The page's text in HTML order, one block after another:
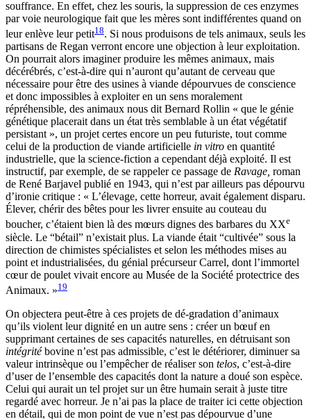
souffrance. En effet, chez les souris, la suppression de ces enzymes
par voie neurologique fait que les mères sont indifférentes quand on
leur enlève leur petit18. Si nous produisons de tels animaux, seuls les
partisans de Regan verront encore une objection à leur exploitation.
On pourrait alors imaginer produire les mêmes animaux, mais
décérébrés, c’est-à-dire qui n’auront qu’autant de cerveau que
nécessaire pour être des usines à viande dépourvues de conscience
et donc impossibles à exploiter en un sens moralement
répréhensible, des animaux nous dit Bernard Rollin « que le génie
génétique placerait dans un état très semblable à un état végétatif
persistant », un projet certes encore un peu futuriste, tout comme
celui de la production de viande artificielle in vitro en quantité
industrielle, que la science-fiction a cependant déjà exploité. Il est
instructif, par exemple, de se rappeler ce passage de Ravage, roman
de René Barjavel publié en 1943, qui n’est par ailleurs pas dépourvu
d’ironie critique : « L’élevage, cette horreur, avait également disparu.
Élever, chérir des bêtes pour les livrer ensuite au couteau du
boucher, c’étaient bien là des mœurs dignes des barbares du XXe
siècle. Le “bétail” n’existait plus. La viande était “cultivée” sous la
direction de chimistes spécialistes et selon les méthodes mises au
point et industrialisées, du génial précurseur Carrel, dont l’immortel
cœur de poulet vivait encore au Musée de la Société protectrice des
Animaux. »19
On objectera peut-être à ces projets de dé-gradation d’animaux
qu’ils violent leur dignité en un autre sens : créer un bœuf en
supprimant certaines de ses capacités naturelles, en détruisant son
intégritébovine n’est pas admissible, c’est le détériorer, diminuer sa
valeur intrinsèque ou l’empêcher de réaliser son telos, c’est-à-dire
d’user de l’ensemble des capacités dont la nature a doué son espèce.
Celui qui aurait un tel projet sur un être humain serait à juste titre
regardé avec horreur. Je n’ai pas la place de traiter ici cette objection
en détail, qui de mon point de vue n’est pas dépourvue d’une